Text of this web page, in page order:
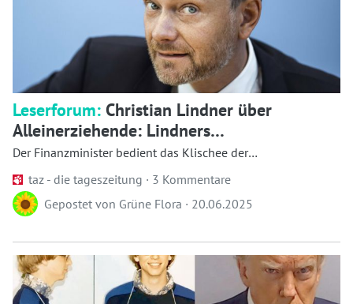
Leserforum: Christian Lindner über
Alleinerziehende: Lindners
Reizwäscheladen
Der Finanzminister bedient das Klischee der
taz - die tageszeitung · 3 Kommentare
Gepostet von Grüne Flora · 20.06.2025